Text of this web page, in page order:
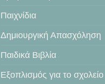
Παιχνίδια
Δημιουργική Απασχόληση
Παιδικά Βιβλία
Εξοπλισμός για το σχολείο